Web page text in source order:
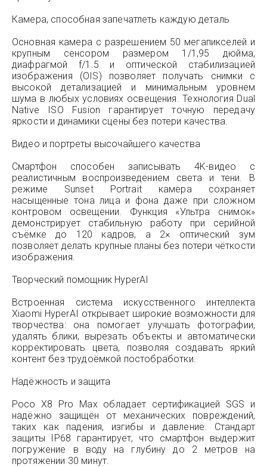
Камера, способная запечатлеть каждую деталь
Основная камера с разрешением 50 мегапикселей и
крупным сенсором размером 1/1,95 дюйма,
диафрагмой f/1.5 и оптической стабилизацией
изображения (OIS) позволяет получать снимки с
высокой детализацией и минимальным уровнем
шума в любых условиях освещения. Технология Dual
Native ISO Fusion гарантирует точную передачу
яркости и динамики сцены без потери качества.
Видео и портреты высочайшего качества
Смартфон способен записывать 4K-видео с
реалистичным воспроизведением света и тени. В
режиме Sunset Portrait камера сохраняет
насыщенные тона лица и фона даже при сложном
контровом освещении. Функция «Ультра снимок»
демонстрирует стабильную работу при серийной
съёмке до 120 кадров, а 2× оптический зум
позволяет делать крупные планы без потери чёткости
изображения.
Творческий помощник HyperAI
Встроенная система искусственного интеллекта
Xiaomi HyperAI открывает широкие возможности для
творчества: она помогает улучшать фотографии,
удалять блики, вырезать объекты и автоматически
корректировать цвета, позволяя создавать яркий
контент без трудоёмкой постобработки.
Надёжность и защита
Poco X8 Pro Max обладает сертификацией SGS и
надёжно защищён от механических повреждений,
таких как падения, изгибы и давление. Стандарт
защиты IP68 гарантирует, что смартфон выдержит
погружение в воду на глубину до 2 метров на
протяжении 30 минут.